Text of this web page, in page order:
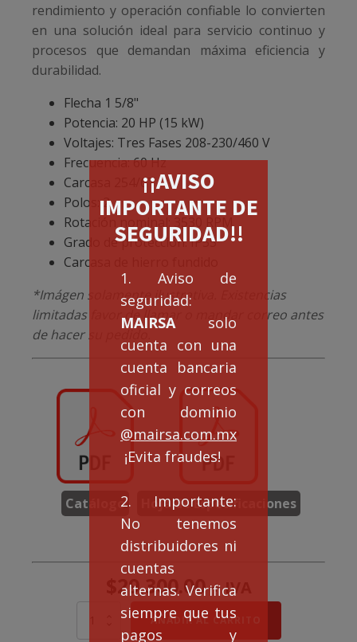
¡¡AVISO
IMPORTANTE DE
SEGURIDAD!!
1. Aviso de
seguridad:
MAIRSA solo
cuenta con una
cuenta bancaria
oficial y correos
con dominio
@mairsa.com.mx
¡Evita fraudes!
2. Importante:
No tenemos
distribuidores ni
cuentas
alternas. Verifica
siempre que tus
pagos y
rendimiento y operación confiable lo convierten
en una solución ideal para servicio continuo y
procesos que demandan máxima eficiencia y
durabilidad.
Flecha 1 5/8"
Potencia: 20 HP (15 kW)
Voltajes: Tres Fases 208-230/460 V
Frecuencia: 60 Hz
Carcasa 254/6T
Polos: 2
Rotación nominal: 3530 RPM
Grado de protección: IP55
Carcasa de hierro fundido
*Imágen solamente ilustrativa. Existencias
limitadas favor de llamar o mandar correo antes
de hacer su pedido.
Catálogo Hoja de Especificaciones
29,300.00 + IVA
ELÉCTRICO
AÑADIR AL CARRITO